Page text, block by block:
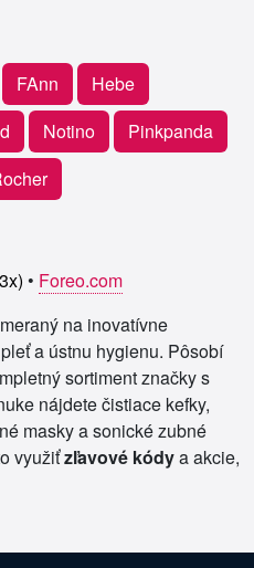
FAnn
Hebe
Notino
Pinkpanda
x) • Foreo.com
na inovatívne
a ústnu hygienu. Pôsobí
sortiment značky s
nájdete čistiace kefky,
masky a sonické zubné
využiťzľavové kódya akcie,